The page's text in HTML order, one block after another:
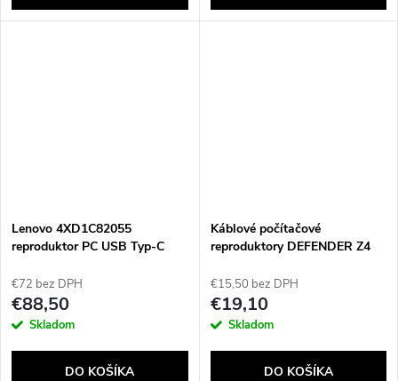
Lenovo 4XD1C82055
reproduktor PC USB Typ-C
€72 bez DPH
€88,50
Skladom
DO KOŠÍKA
Káblové počítačové
reproduktory DEFENDER Z4
€15,50 bez DPH
€19,10
Skladom
DO KOŠÍKA